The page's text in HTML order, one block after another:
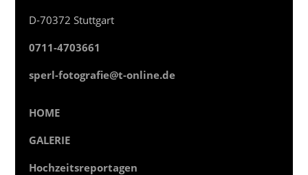
D-70372 Stuttgart
0711-4703661
sperl-fotografie@t-online.de
HOME
GALERIE
Hochzeitsreportagen